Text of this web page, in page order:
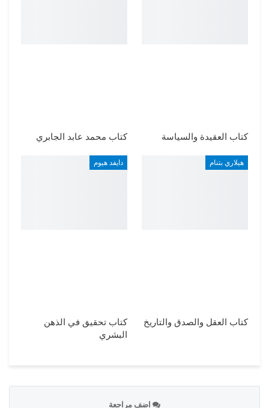
كتاب العقيدة والسياسة كتاب محمد عابد الجابري
هيلاري بتنام
كتاب العقل والصدق والتاريخ
دايفد هيوم
كتاب تحقيق في الذهن
البشري
اضف مراجعة